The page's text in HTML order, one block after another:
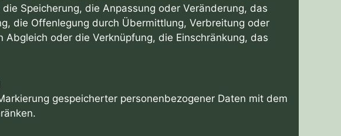
Speicherung, die Anpassung oder Veränderung, das
die Offenlegung durch Übermittlung, Verbreitung oder
oder die Verknüpfung, die Einschränkung, das
gespeicherter personenbezogener Daten mit dem